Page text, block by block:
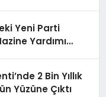
Yeni Parti
Yardımı
2 Bin Yıllık
Yüzüne Çıktı